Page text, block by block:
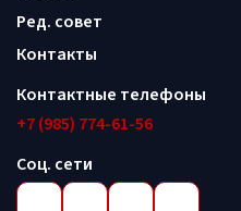
Ред. совет
Контакты
Контактные телефоны
+7 (985) 774-61-56
Соц. сети